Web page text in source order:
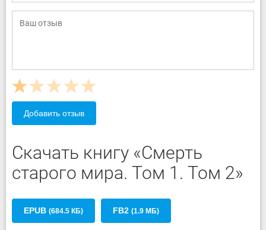
Добавить отзыв
Скачать книгу «Смерть
старого мира. Том 1. Том 2»
EPUB (684.5 КБ) FB2 (1.9 МБ)